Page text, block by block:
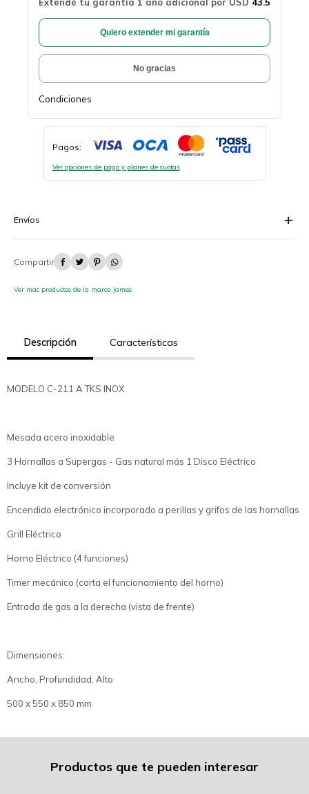
Quiero extender mi garantía
No gracias
Condiciones
Pagos:
Ver opciones de pago y planes de cuotas
Envíos
   
Ver mas productos de la marca James
Descripción Características
MODELO C-211 A TKS INOX
Mesada acero inoxidable
3 Hornallas a Supergas - Gas natural más 1 Disco Eléctrico
Incluye kit de conversión
Encendido electrónico incorporado a perillas y grifos de las hornallas
Grill Eléctrico
Horno Eléctrico (4 funciones)
Timer mecánico (corta el funcionamiento del horno)
Entrada de gas a la derecha (vista de frente)
Dimensiones:
Ancho, Profundidad, Alto
500 x 550 x 850 mm
Productos que te pueden interesar